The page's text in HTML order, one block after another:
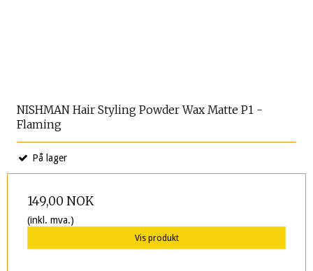
NISHMAN Hair Styling Powder Wax Matte P1 -
Flaming
På lager
149,00 NOK
(inkl. mva.)
Vis produkt